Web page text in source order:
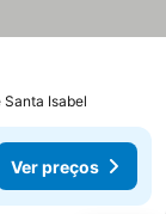
Santa Isabel
Ver preços